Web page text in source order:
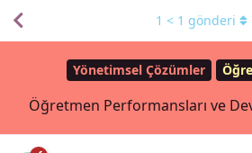
Yönetimsel Çözümler
Öğretmen Performansları ve
1 < 1 gönderi